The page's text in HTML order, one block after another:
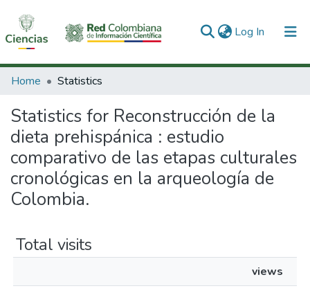
Log In (current)
Communities & Collections
All of DSpace
Home Statistics
Statistics for Reconstrucción de la
dieta prehispánica : estudio
comparativo de las etapas culturales
cronológicas en la arqueología de
Colombia.
Total visits
views